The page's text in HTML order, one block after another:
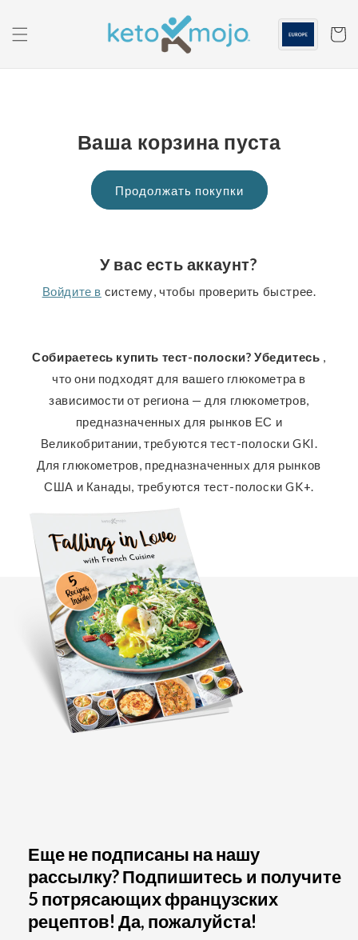
содержанию
Ваша корзина пуста
Продолжать покупки
У вас есть аккаунт?
Войдите в систему, чтобы проверить быстрее.
Собираетесь купить тест-полоски? Убедитесь ,
что они подходят для вашего глюкометра в
зависимости от региона — для глюкометров,
предназначенных для рынков ЕС и
Великобритании, требуются тест-полоски GKI.
Для глюкометров, предназначенных для рынков
США и Канады, требуются тест-полоски GK+.
Еще не подписаны на нашу
рассылку? Подпишитесь и получите
5 потрясающих французских
рецептов! Да, пожалуйста!